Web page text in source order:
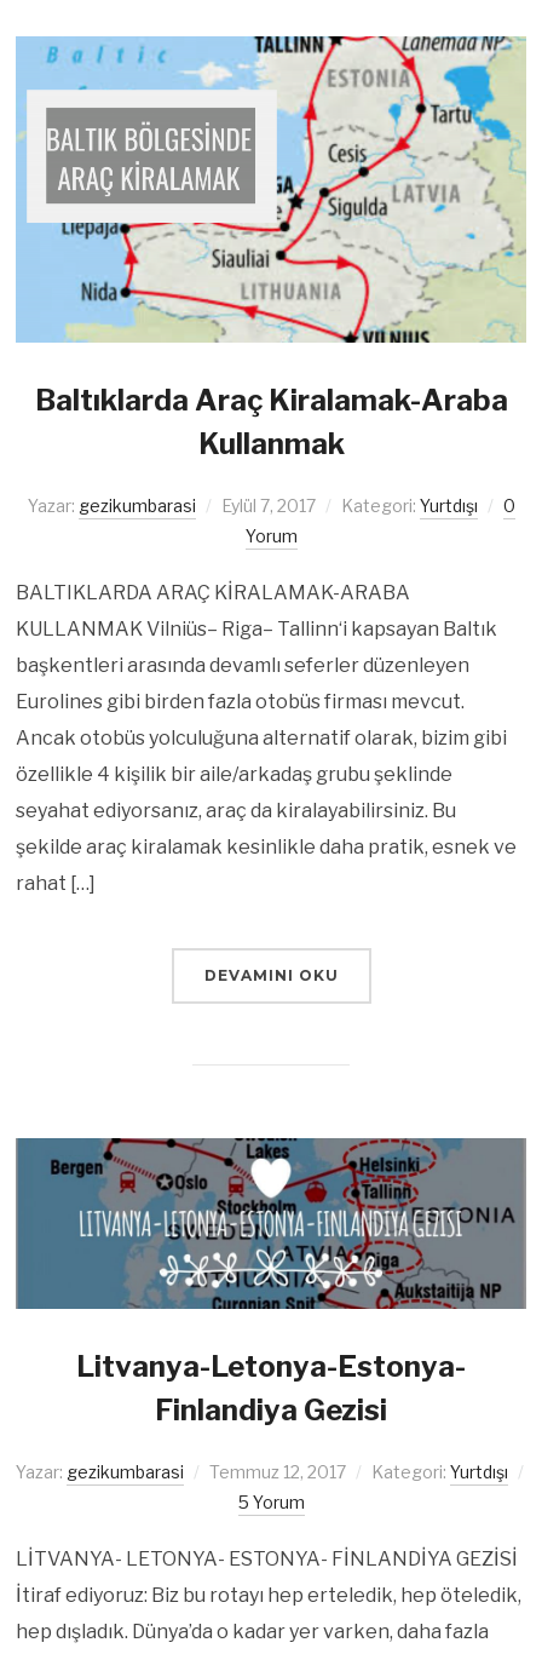
Baltıklarda Araç Kiralamak-Araba
Kullanmak
Yazar: gezikumbarasi Eylül 7, 2017 Kategori: Yurtdışı
0
Yorum
BALTIKLARDA ARAÇ KİRALAMAK-ARABA
KULLANMAK Vilniüs– Riga– Tallinn‘i kapsayan Baltık
başkentleri arasında devamlı seferler düzenleyen
Eurolines gibi birden fazla otobüs firması mevcut.
Ancak otobüs yolculuğuna alternatif olarak, bizim gibi
özellikle 4 kişilik bir aile/arkadaş grubu şeklinde
seyahat ediyorsanız, araç da kiralayabilirsiniz. Bu
şekilde araç kiralamak kesinlikle daha pratik, esnek ve
rahat […]
DEVAMINI OKU
Litvanya-Letonya-Estonya-
Finlandiya Gezisi
Yazar: gezikumbarasi Temmuz 12, 2017 Kategori:Yurtdışı
5 Yorum
LİTVANYA- LETONYA- ESTONYA- FİNLANDİYA GEZİSİ
İtiraf ediyoruz: Biz bu rotayı hep erteledik, hep öteledik,
hep dışladık. Dünya’da o kadar yer varken, daha fazla